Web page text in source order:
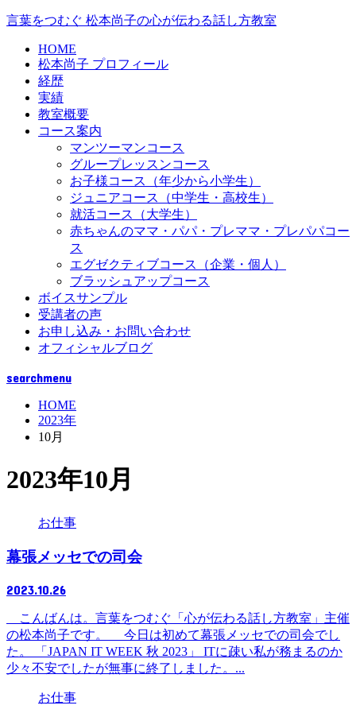
言葉をつむぐ 松本尚子の心が伝わる話し方教室
HOME
松本尚子 プロフィール
経歴
実績
教室概要
コース案内
マンツーマンコース
グループレッスンコース
お子様コース（年少から小学生）
ジュニアコース（中学生・高校生）
就活コース（大学生）
赤ちゃんのママ・パパ・プレママ・プレパパコー
ス
エグゼクティブコース（企業・個人）
ブラッシュアップコース
ボイスサンプル
受講者の声
お申し込み・お問い合わせ
オフィシャルブログ
searchmenu
HOME
2023年
10月
2023年10月
お仕事
幕張メッセでの司会
2023.10.26
こんばんは。言葉をつむぐ「心が伝わる話し方教室」主催
の松本尚子です。 今日は初めて幕張メッセでの司会でし
た。 「JAPAN IT WEEK 秋 2023」 ITに疎い私が務まるのか
少々不安でしたが無事に終了しました。...
お仕事